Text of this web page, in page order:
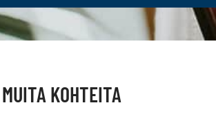
MUITA KOHTEITA